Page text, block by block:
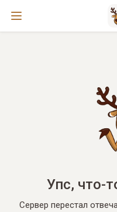
Упс, что-
Сервер перестал